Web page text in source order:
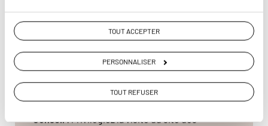
TOUT ACCEPTER
PERSONNALISER
TOUT REFUSER
Visiter le Sigiriya Museum
Horaires :Tous les jours de 8 h à 17 h.
: 1015 LKR (environ 3 EUR à l'automne
Conseil: Privilégiez la visite du site dès